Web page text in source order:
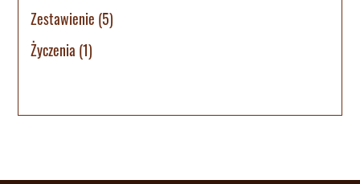
Zestawienie (5)
Życzenia (1)